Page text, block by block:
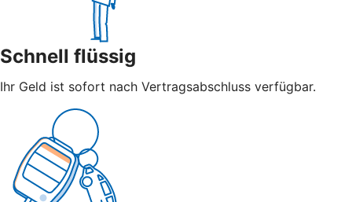
Schnell flüssig
Ihr Geld ist sofort nach Vertragsabschluss verfügbar.